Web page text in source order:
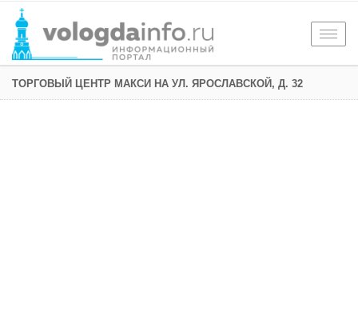
ТОРГОВЫЙ ЦЕНТР МАКСИ НА УЛ. ЯРОСЛАВСКОЙ, Д. 32